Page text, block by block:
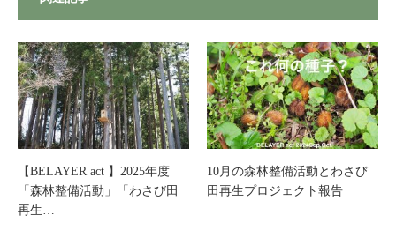
【BELAYER act 】2025年度
「森林整備活動」「わさび田
再生…
10月の森林整備活動とわさび
田再生プロジェクト報告